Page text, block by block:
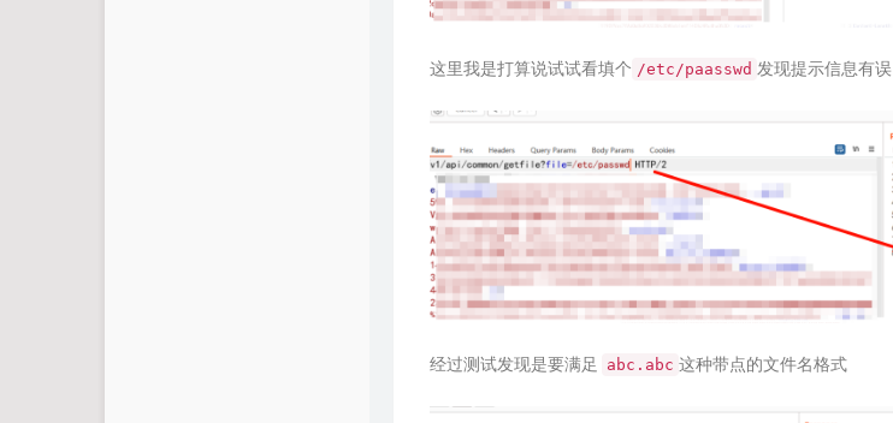
这里我是打算说试试看填个 /etc/paasswd 发现提示信息有误
经过测试发现是要满足 abc.abc 这种带点的文件名格式